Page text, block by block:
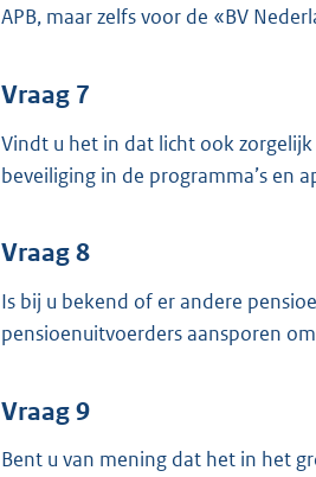
APB, maar zelfs voor de «BV
Vraag 7
Vindt u het in dat licht ook
beveiliging in de programma’s en
Vraag 8
Is bij u bekend of er andere
pensioenuitvoerders aansporen
Vraag 9
Bent u van mening dat het in het